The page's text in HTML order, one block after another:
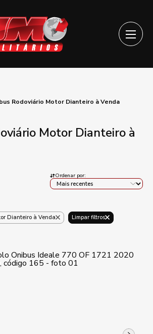
Rodoviário Motor Dianteiro à Venda
Motor Dianteiro à
Dianteiro à Venda Limpar filtros
Ordenar por: